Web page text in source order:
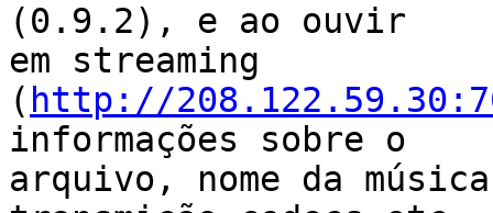
(0.9.2), e ao ouvir
em streaming
( http://
informações sobre o
arquivo, nome da